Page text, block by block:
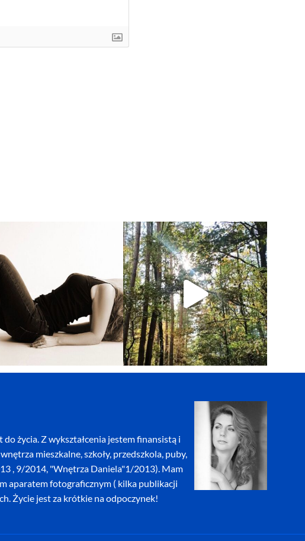
życia. Z wykształcenia jestem finansistą i
mieszkalne, szkoły, przedszkola, puby,
, 9/2014, "Wnętrza Daniela"1/2013). Mam
aparatem fotograficznym ( kilka publikacji
Życie jest za krótkie na odpoczynek!